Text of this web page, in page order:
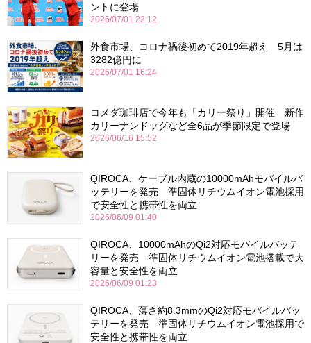
ントに登場
2026/07/01 22:12
外食市場、コロナ禍後初めて2019年超え 5月は
3282億円に
2026/07/01 16:24
コメダ珈琲店で今年も「カリー祭り」開催 新作
カリーナンドッグなど全6品が季節限定で登場
2026/06/16 15:52
QIROCA、ケーブル内蔵の10000mAhモバイルバ
ッテリーを発売 準固体リチウムイオン電池採用
で安全性と携帯性を両立
2026/06/09 01:40
QIROCA、10000mAhのQi2対応モバイルバッテ
リーを発売 準固体リチウムイオン電池搭載で大
容量と安全性を両立
2026/06/09 01:23
QIROCA、薄さ約8.3mmのQi2対応モバイルバッ
テリーを発売 準固体リチウムイオン電池採用で
安全性と携帯性を両立